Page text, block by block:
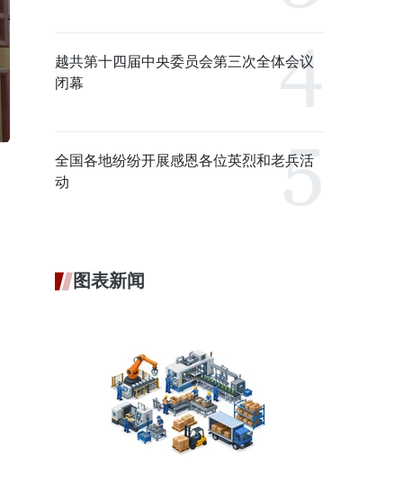
越共第十四届中央委员会第三次全体会议
闭幕
全国各地纷纷开展感恩各位英烈和老兵活
动
图表新闻